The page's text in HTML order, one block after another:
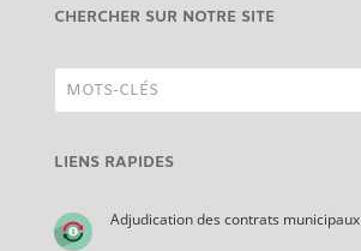
CHERCHER SUR NOTRE SITE
LIENS RAPIDES
Adjudication des contrats municipaux